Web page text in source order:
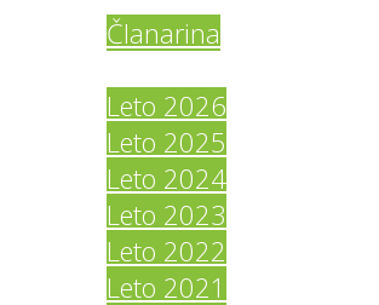
Članarina
Leto 2026
Leto 2025
Leto 2024
Leto 2023
Leto 2022
Leto 2021